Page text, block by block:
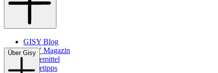
GISY Blog
GISY Magazin
Pflegemittel
Pflegetipps
Über Gisy